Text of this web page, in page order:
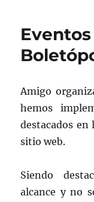
b
o
o
k
Amigo
hemos
destacados en
sitio web.
Siendo
alcance y no